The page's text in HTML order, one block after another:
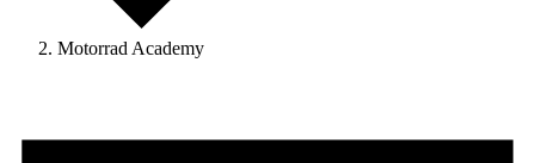
Motorrad Academy